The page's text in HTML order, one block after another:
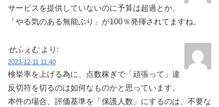
サービスを提供していないのに予算は超過とか、
「やる気のある無能ぶり」が100％発揮されてますね。
せふぇむ より:
2023-12-11 11:40
検挙率を上げる為に、点数稼ぎで「頑張って」違
反切符を切るのは如何なものかと思っています。
本件の場合、評価基準を「保護人数」にするのは、不要な